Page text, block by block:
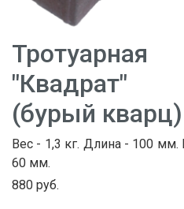
"Квадрат"
(бурый кварц)
Вес - 1,3 кг. Длина - 100
60 мм.
880 руб.